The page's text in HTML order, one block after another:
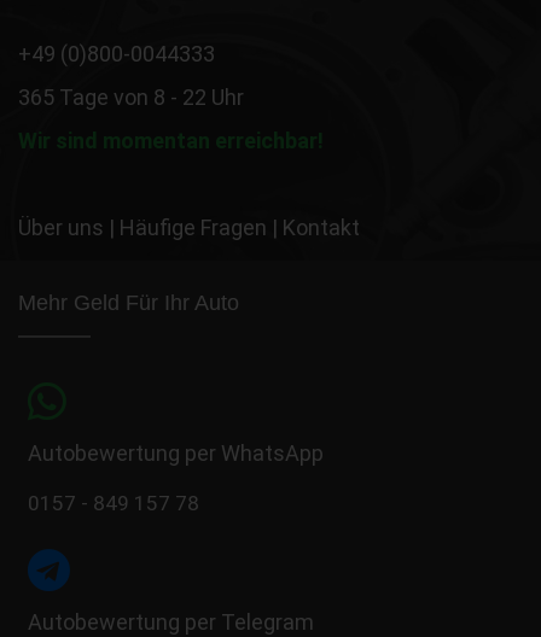
+49 (0)800-0044333
365 Tage von 8 - 22 Uhr
Wir sind momentan erreichbar!
Über uns | Häufige Fragen | Kontakt
Mehr Geld Für Ihr Auto
Autobewertung per WhatsApp
0157 - 849 157 78
Autobewertung per Telegram